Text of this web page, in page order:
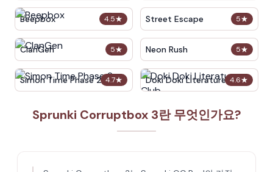
4.5★
Beepbox 5★
Street Escape
5★
ClanGen 5★
Neon Rush
4.7★
Simon Time Phase 2 4.6★
Doki Doki Literature Club
Sprunki Corruptbox 3란 무엇인가요?